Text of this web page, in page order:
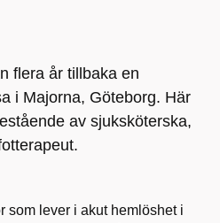
flera år tillbaka en
i Majorna, Göteborg. Här
av sjuksköterska,
som lever i akut hemlöshet i